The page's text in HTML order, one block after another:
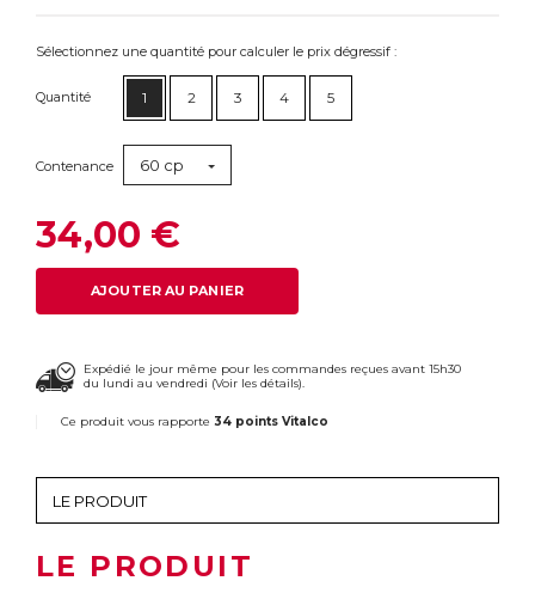
Sélectionnez une quantité pour calculer le prix dégressif :
Quantité 1 2 3 4 5
Contenance 60 cp
34,00 €
AJOUTER AU PANIER
Expédié le jour même pour les commandes reçues avant 15h30
du lundi au vendredi (Voir les détails).
Ce produit vous rapporte 34 points Vitalco
LE PRODUIT